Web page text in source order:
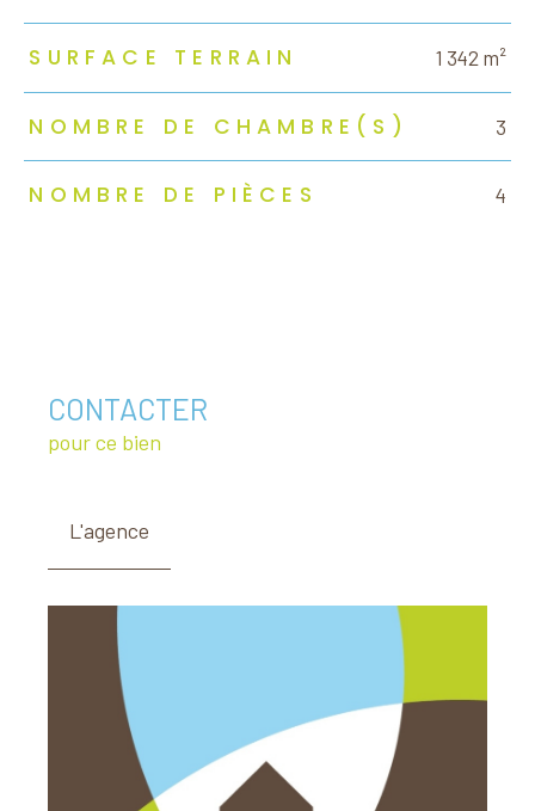
SURFACE TERRAIN 1 342 m²
NOMBRE DE CHAMBRE(S) 3
NOMBRE DE PIÈCES 4
CONTACTER
pour ce bien
L'agence